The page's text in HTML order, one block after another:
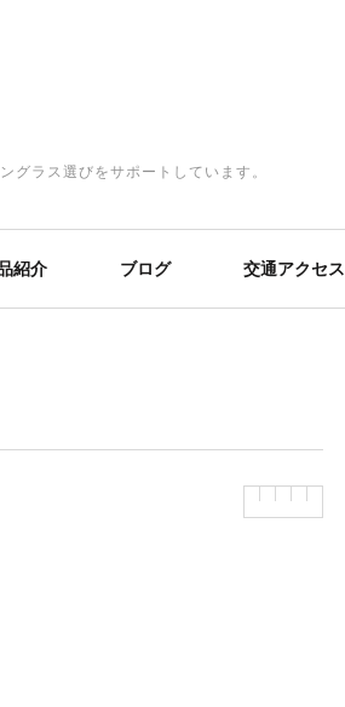
グラス選びをサポートしています。
紹介 ブログ 交通アクセス